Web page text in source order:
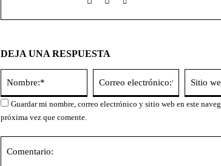
DEJA UNA RESPUESTA
Guardar mi nombre, correo electrónico y sitio web en este
próxima vez que comente.